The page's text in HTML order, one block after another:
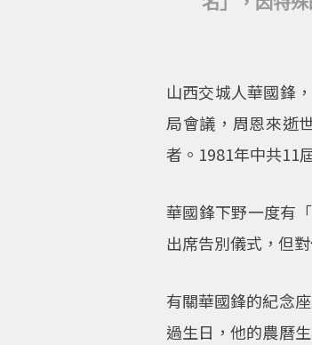
山西交城人華國鋒
局會議，周恩來逝
者。1981年中共11
華國鋒下野一度有
出席告別儀式，但
有關華國鋒的紀念
過生日，他的農曆